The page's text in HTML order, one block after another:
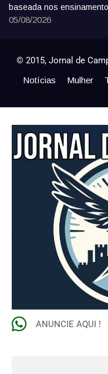
baseada nos
05/08/2026
© 2015, Jornal de
Notícias Mulher
ANUNCIE AQUI !